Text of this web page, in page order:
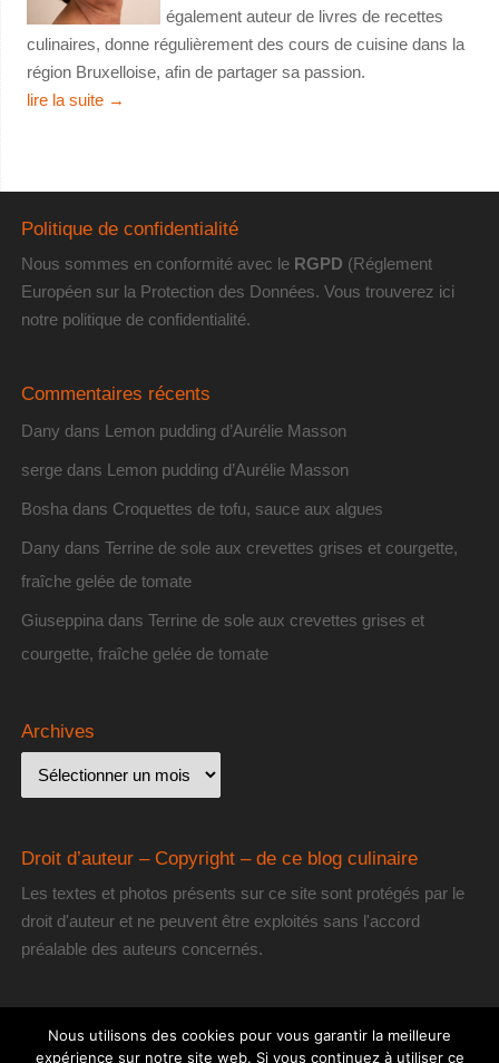
également auteur de livres de recettes
culinaires, donne régulièrement des cours de cuisine dans la
région Bruxelloise, afin de partager sa passion.
lire la suite →
Politique de confidentialité
Nous sommes en conformité avec le RGPD (Réglement
Européen sur la Protection des Données. Vous trouverez ici
notre politique de confidentialité.
Commentaires récents
Dany dans Lemon pudding d’Aurélie Masson
sergedans Lemon pudding d’Aurélie Masson
Bosha dans Croquettes de tofu, sauce aux algues
Dany dans Terrine de sole aux crevettes grises et courgette,
fraîche gelée de tomate
Giuseppina dans Terrine de sole aux crevettes grises et
courgette, fraîche gelée de tomate
Archives
Droit d’auteur – Copyright – de ce blog culinaire
Les textes et photos présents sur ce site sont protégés par le
droit d'auteur et ne peuvent être exploités sans l'accord
préalable des auteurs concernés.
Nous utilisons des cookies pour vous garantir la meilleure
expérience sur notre site web. Si vous continuez à utiliser ce